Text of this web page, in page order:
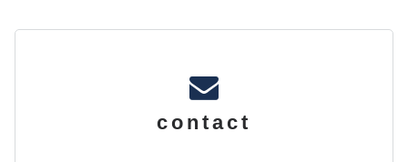
contact